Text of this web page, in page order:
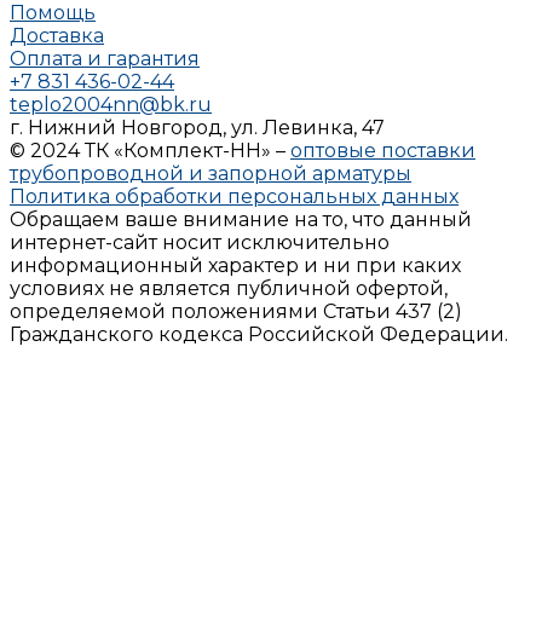
Помощь
Доставка
Оплата и гарантия
+7 831 436-02-44
teplo2004nn@bk.ru
г. Нижний Новгород, ул. Левинка, 47
© 2024 ТК «Комплект-НН» – оптовые поставки
трубопроводной и запорной арматуры
Политика обработки персональных данных
Обращаем ваше внимание на то, что данный
интернет-сайт носит исключительно
информационный характер и ни при каких
условиях не является публичной офертой,
определяемой положениями Статьи 437 (2)
Гражданского кодекса Российской Федерации.